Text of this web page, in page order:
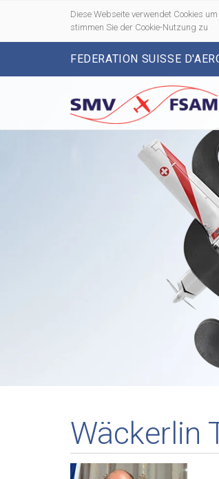
Diese Webseite verwendet Cookies
stimmen Sie der Cookie-Nutzung zu
FEDERATION SUISSE
Wäckerlin